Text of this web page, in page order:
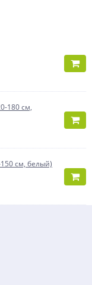
180 см,
см, белый)